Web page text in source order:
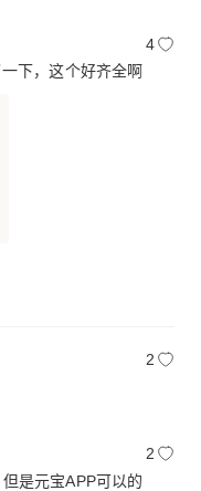
4
下，这个好齐全啊
2
2
是元宝APP可以的